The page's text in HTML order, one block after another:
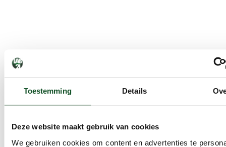
Toestemming Details
Deze website maakt gebruik van cookies
We gebruiken cookies om content en advertenties te